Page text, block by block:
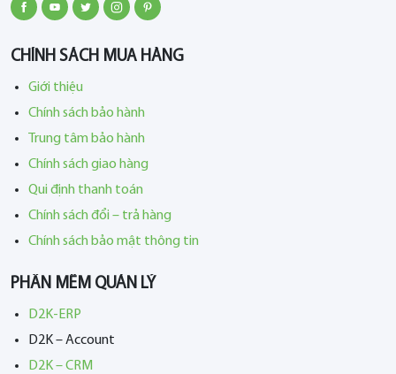
CHÍNH SÁCH MUA HÀNG
Giới thiệu
Chính sách bảo hành
Trung tâm bảo hành
Chính sách giao hàng
Qui định thanh toán
Chính sách đổi – trả hàng
Chính sách bảo mật thông tin
PHẦN MỀM QUẢN LÝ
D2K-ERP
D2K – Account
D2K – CRM